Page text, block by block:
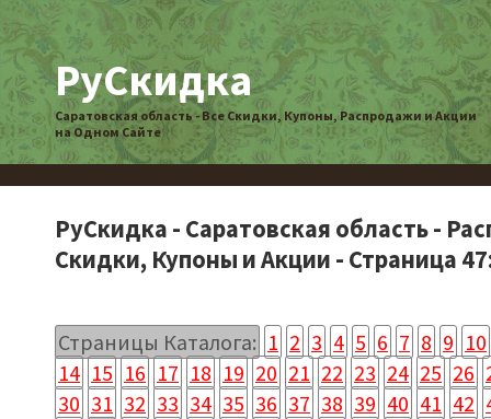
РуСкидка
Саратовская область - Все Скидки, Купоны, Распродажи и Акции
на Одном Сайте
РуСкидка - Саратовская область -
Скидки, Купоны и Акции - Страница
Страницы Каталога: 1 2 3 4 5 6 7 8 9 10
14 15 16 17 18 19 20 21 22 23 24 25 26
30 31 32 33 34 35 36 37 38 39 40 41 42